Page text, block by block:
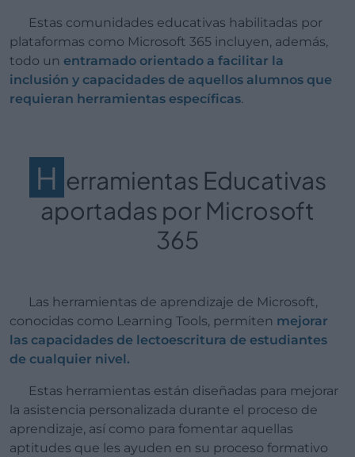
Estas comunidades educativas habilitadas por
plataformas como Microsoft 365 incluyen, además,
todo un entramado orientado a facilitar la
inclusión y capacidades de aquellos alumnos que
requieran herramientas específicas.
H erramientas Educativas
aportadas por Microsoft
365
Las herramientas de aprendizaje de Microsoft,
conocidas como Learning Tools, permiten mejorar
las capacidades de lectoescritura de estudiantes
de cualquier nivel.
Estas herramientas están diseñadas para mejorar
la asistencia personalizada durante el proceso de
aprendizaje, así como para fomentar aquellas
aptitudes que les ayuden en su proceso formativo